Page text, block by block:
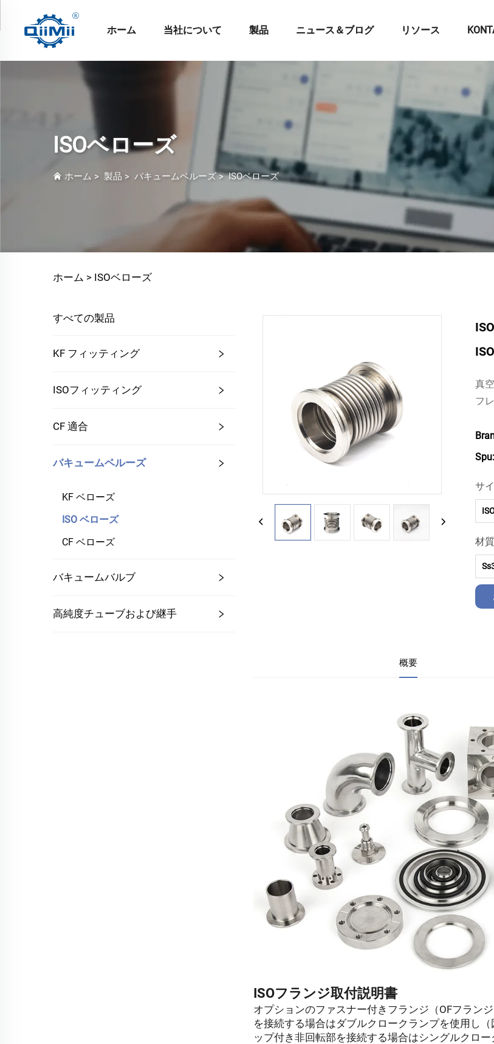
ホーム 当社について 製品 ニュース＆ブログ リソース
ISOベローズ
ホーム > 製品 > バキュームベルーズ>ISOベローズ
ホーム > ISOベローズ
すべての製品
KF フィッティング
ISOフィッティング
CF 適合
バキュームベルーズ
KF ベローズ
ISO ベローズ
CF ベローズ
バキュームバルブ
高純度チューブおよび継手
真
フ
Spu:
サ
材
概要
ISOフランジ取付説明書
オプションのファスナー付きフランジ（OFフラン
を接続する場合はダブルクロークランプを使用し
ップ付き非回転部を接続する場合はシングルクロ